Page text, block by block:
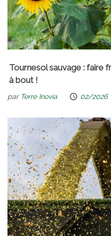
Tournesol sauvage : faire
à bout !
par Terre Inovia 02/2026